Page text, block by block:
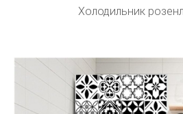
Холодильник